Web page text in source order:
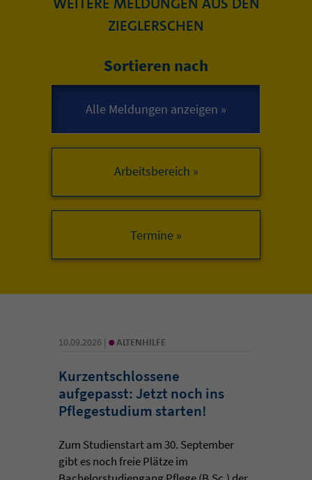
ZIEGLERSCHEN
Sortieren nach
Arbeitsbereich »
10.09.2026 | • ALTENHILFE
Kurzentschlossene
aufgepasst: Jetzt noch ins
Pflegestudium starten!
Zum Studienstart am 30. September
gibt es noch freie Plätze im